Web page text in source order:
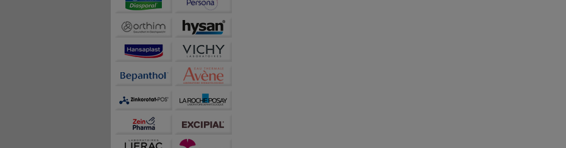
sammeln, mit deren Hilfe wir unsere Website weiter für Sie optimieren können, den Inhalt auf
auch die Werbung auf Drittseiten möglichst relevant für Sie zu gestalten. Bitte beachten Sie, dass
teilweise an Dritte wie z.B. Google oder soziale Medien übertragen werden.